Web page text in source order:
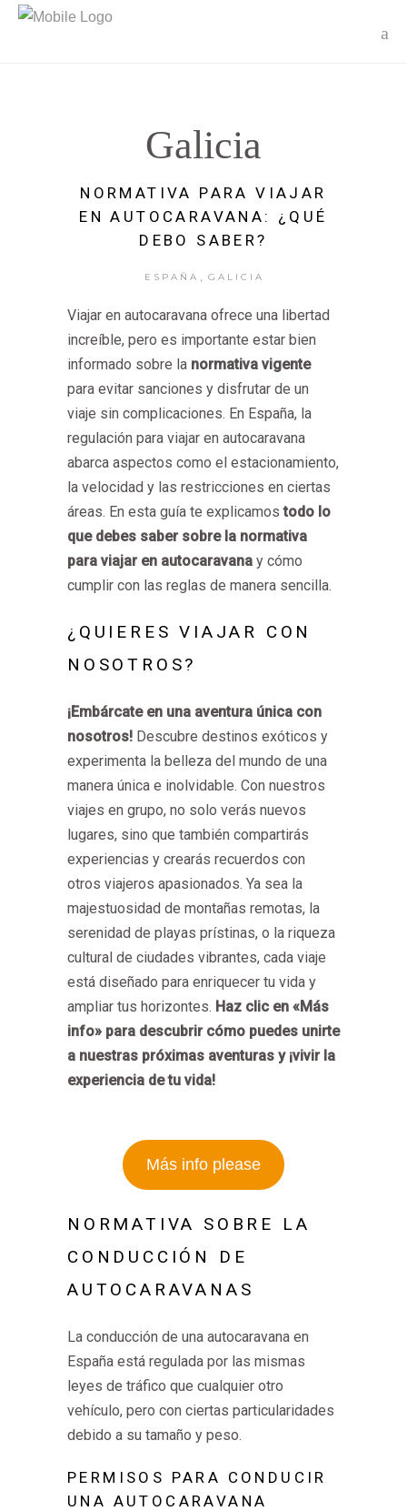
Galicia
NORMATIVA PARA VIAJAR
EN AUTOCARAVANA: ¿QUÉ
DEBO SABER?
ESPAÑA GALICIA
Viajar en autocaravana ofrece una libertad
increíble, pero es importante estar bien
informado sobre la normativa vigente
para evitar sanciones y disfrutar de un
viaje sin complicaciones. En España, la
regulación para viajar en autocaravana
abarca aspectos como el estacionamiento,
la velocidad y las restricciones en ciertas
áreas. En esta guía te explicamostodo lo
que debes saber sobre la normativa
para viajar en autocaravana y cómo
cumplir con las reglas de manera sencilla.
¿QUIERES VIAJAR CON
NOSOTROS?
¡Embárcate en una aventura única con
nosotros! Descubre destinos exóticos y
experimenta la belleza del mundo de una
manera única e inolvidable. Con nuestros
viajes en grupo, no solo verás nuevos
lugares, sino que también compartirás
experiencias y crearás recuerdos con
otros viajeros apasionados. Ya sea la
majestuosidad de montañas remotas, la
serenidad de playas prístinas, o la riqueza
cultural de ciudades vibrantes, cada viaje
está diseñado para enriquecer tu vida y
ampliar tus horizontes. Haz clic en «Más
info» para descubrir cómo puedes unirte
a nuestras próximas aventuras y ¡vivir la
experiencia de tu vida!
Más info please
NORMATIVA SOBRE LA
CONDUCCIÓN DE
AUTOCARAVANAS
La conducción de una autocaravana en
España está regulada por las mismas
leyes de tráfico que cualquier otro
vehículo, pero con ciertas particularidades
debido a su tamaño y peso.
PERMISOS PARA CONDUCIR
UNA AUTOCARAVANA